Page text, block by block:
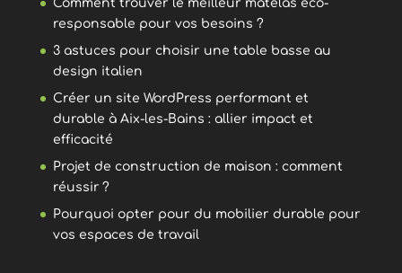
Comment trouver le meilleur matelas éco-
responsable pour vos besoins ?
3 astuces pour choisir une table basse au
design italien
Créer un site WordPress performant et
durable à Aix-les-Bains : allier impact et
efficacité
Projet de construction de maison : comment
réussir ?
Pourquoi opter pour du mobilier durable pour
vos espaces de travail